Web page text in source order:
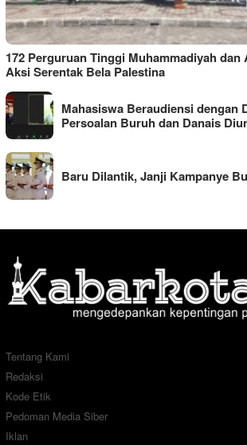
172 Perguruan Tinggi Muhammadiyah dan
Aksi Serentak Bela Palestina
Mahasiswa Beraudiensi dengan
Persoalan Buruh dan Danais
Baru Dilantik, Janji Kampanye
Tentang Kami
Redaksi
Kode Etik
Pedoman Media Siber
Iklan